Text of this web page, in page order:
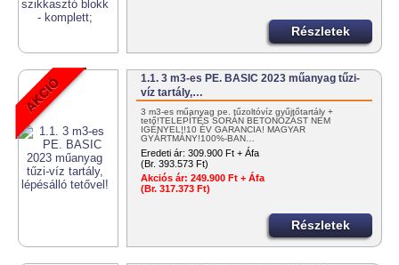
Részletek
1.1. 3 m3-es PE. BASIC 2023 műanyag tűzi-
víz tartály,…
3 m3-es műanyag pe. tűzoltóvíz gyűjtőtartály +
tető!TELEPÍTÉS SORÁN BETONOZÁST NEM
IGÉNYEL!!10 ÉV GARANCIA! MAGYAR
GYÁRTMÁNY!100%-BAN…
Eredeti ár: 309.900 Ft + Áfa
(Br. 393.573 Ft)
Akciós ár: 249.900 Ft + Áfa
(Br. 317.373 Ft)
Részletek